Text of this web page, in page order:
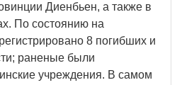
Диенбьен, а также в
По состоянию на
8 погибших и
раненые были
учреждения. В самом